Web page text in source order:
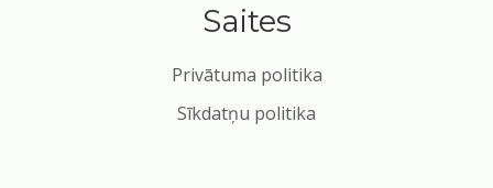
Saites
Privātuma politika
Sīkdatņu politika